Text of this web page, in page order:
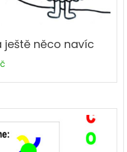
ještě něco navíc